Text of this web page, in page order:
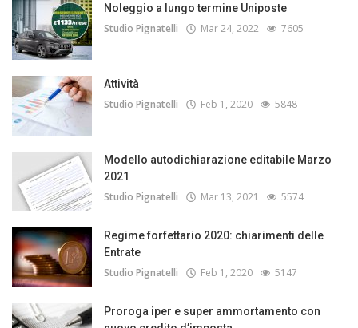
Noleggio a lungo termine Uniposte
Studio Pignatelli Mar 24, 2022 7605
Attività
Studio Pignatelli Feb 1, 2020 5848
Modello autodichiarazione editabile Marzo
2021
Studio Pignatelli Mar 13, 2021 5574
Regime forfettario 2020: chiarimenti delle
Entrate
Studio Pignatelli Feb 1, 2020 5147
Proroga iper e super ammortamento con